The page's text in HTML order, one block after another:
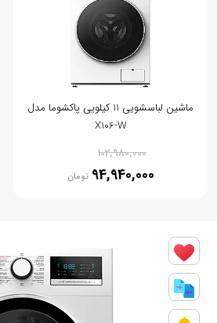
ماشین لباسشویی 11 کیلویی پاکشوما مدل
X106-W
102,980,000
94,940,000 تومان